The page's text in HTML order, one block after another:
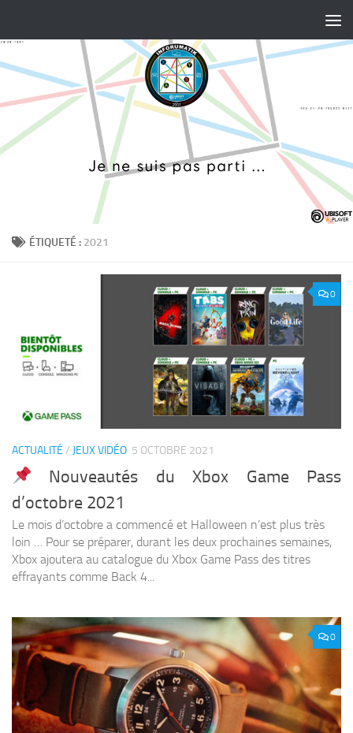
ÉTIQUETÉ : 2021
0
ACTUALITÉ / JEUX VIDÉO 5 OCTOBRE 2021
Nouveautés du Xbox Game Pass
d’octobre 2021
Le mois d’octobre a commencé et Halloween n’est plus très
loin … Pour se préparer, durant les deux prochaines semaines,
Xbox ajoutera au catalogue du Xbox Game Pass des titres
effrayants comme Back 4...
0